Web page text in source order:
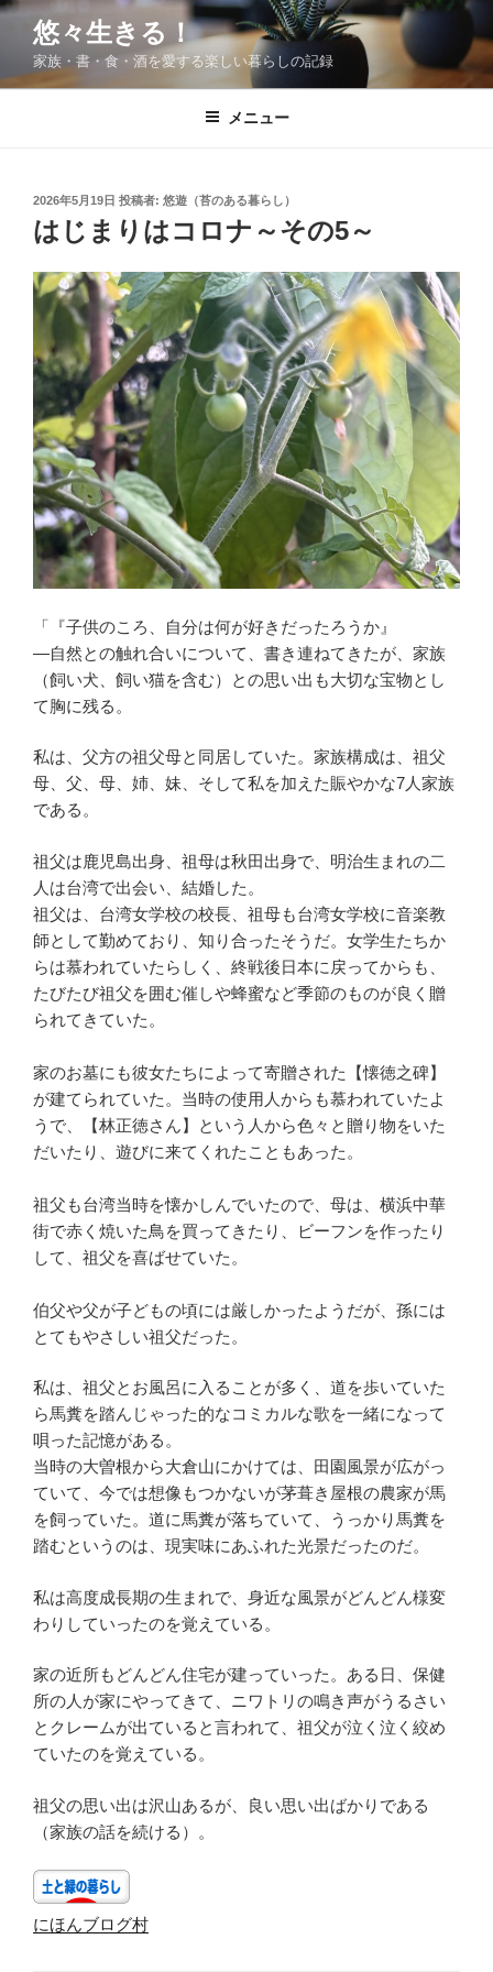
コ
ン
悠々生きる！
家族・書・食・酒を愛する楽しい暮らしの記録
メニュー
投
稿
日:
2026年5月19日 投稿者: 悠遊（苔のある暮らし）
はじまりはコロナ～その5～
「『子供のころ、自分は何が好きだったろうか』
―自然との触れ合いについて、書き連ねてきたが、家族
（飼い犬、飼い猫を含む）との思い出も大切な宝物とし
て胸に残る。
私は、父方の祖父母と同居していた。家族構成は、祖父
母、父、母、姉、妹、そして私を加えた賑やかな7人家族
である。
祖父は鹿児島出身、祖母は秋田出身で、明治生まれの二
人は台湾で出会い、結婚した。
祖父は、台湾女学校の校長、祖母も台湾女学校に音楽教
師として勤めており、知り合ったそうだ。女学生たちか
らは慕われていたらしく、終戦後日本に戻ってからも、
たびたび祖父を囲む催しや蜂蜜など季節のものが良く贈
られてきていた。
家のお墓にも彼女たちによって寄贈された【懐徳之碑】
が建てられていた。当時の使用人からも慕われていたよ
うで、【林正徳さん】という人から色々と贈り物をいた
だいたり、遊びに来てくれたこともあった。
祖父も台湾当時を懐かしんでいたので、母は、横浜中華
街で赤く焼いた鳥を買ってきたり、ビーフンを作ったり
して、祖父を喜ばせていた。
伯父や父が子どもの頃には厳しかったようだが、孫には
とてもやさしい祖父だった。
私は、祖父とお風呂に入ることが多く、道を歩いていた
ら馬糞を踏んじゃった的なコミカルな歌を一緒になって
唄った記憶がある。
当時の大曽根から大倉山にかけては、田園風景が広がっ
ていて、今では想像もつかないが茅葺き屋根の農家が馬
を飼っていた。道に馬糞が落ちていて、うっかり馬糞を
踏むというのは、現実味にあふれた光景だったのだ。
私は高度成長期の生まれで、身近な風景がどんどん様変
わりしていったのを覚えている。
家の近所もどんどん住宅が建っていった。ある日、保健
所の人が家にやってきて、ニワトリの鳴き声がうるさい
とクレームが出ていると言われて、祖父が泣く泣く絞め
ていたのを覚えている。
祖父の思い出は沢山あるが、良い思い出ばかりである
（家族の話を続ける）。
にほんブログ村